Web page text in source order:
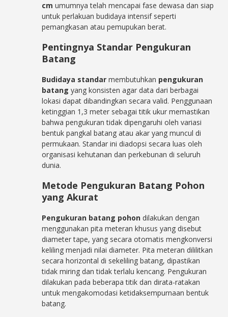
cm umumnya telah mencapai fase dewasa dan siap
untuk perlakuan budidaya intensif seperti
pemangkasan atau pemupukan berat.
Pentingnya Standar Pengukuran
Batang
Budidaya standar membutuhkan pengukuran
batang yang konsisten agar data dari berbagai
lokasi dapat dibandingkan secara valid. Penggunaan
ketinggian 1,3 meter sebagai titik ukur memastikan
bahwa pengukuran tidak dipengaruhi oleh variasi
bentuk pangkal batang atau akar yang muncul di
permukaan. Standar ini diadopsi secara luas oleh
organisasi kehutanan dan perkebunan di seluruh
dunia.
Metode Pengukuran Batang Pohon
yang Akurat
Pengukuran batang pohon dilakukan dengan
menggunakan pita meteran khusus yang disebut
diameter tape, yang secara otomatis mengkonversi
keliling menjadi nilai diameter. Pita meteran dililitkan
secara horizontal di sekeliling batang, dipastikan
tidak miring dan tidak terlalu kencang. Pengukuran
dilakukan pada beberapa titik dan dirata-ratakan
untuk mengakomodasi ketidaksempurnaan bentuk
batang.